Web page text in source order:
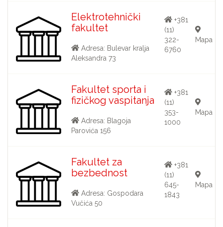
Elektrotehnički
fakultet
Adresa: Bulevar kralja
Aleksandra 73
+381
(11)
322-
6760
Mapa
Fakultet sporta i
fizičkog vaspitanja
Adresa: Blagoja
Parovića 156
+381
(11)
353-
1000
Mapa
Fakultet za
bezbednost
Adresa: Gospodara
Vučića 50
+381
(11)
645-
1843
Mapa